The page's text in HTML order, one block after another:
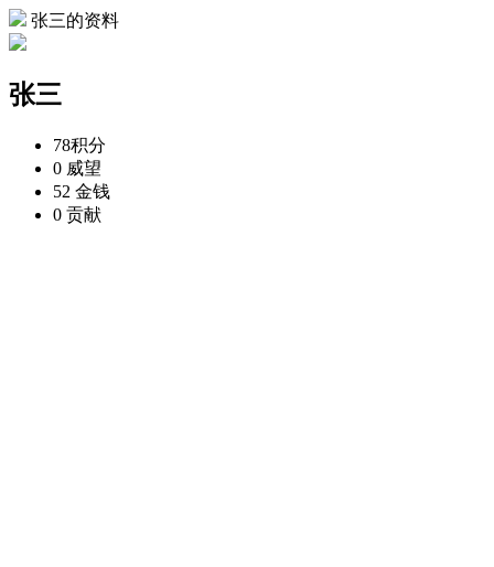
张三的资料
张三
78积分
0 威望
52 金钱
0 贡献